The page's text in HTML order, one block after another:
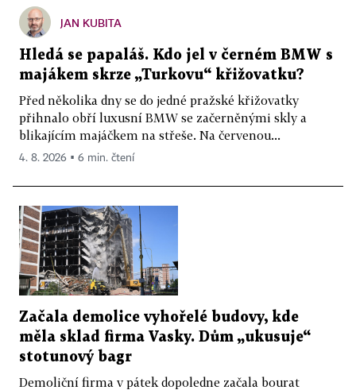
JAN KUBITA
Hledá se papaláš. Kdo jel v černém BMW s
majákem skrze „Turkovu“ křižovatku?
Před několika dny se do jedné pražské křižovatky
přihnalo obří luxusní BMW se začerněnými skly a
blikajícím majáčkem na střeše. Na červenou...
4. 8. 2026 ▪ 6 min. čtení
Začala demolice vyhořelé budovy, kde
měla sklad firma Vasky. Dům „ukusuje“
stotunový bagr
Demoliční firma v pátek dopoledne začala bourat